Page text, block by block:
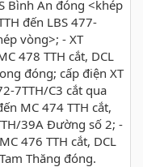
Bình An đóng <khép
đến LBS 477-
vòng>; - XT
478 TTH cắt, DCL
đóng; cấp điện XT
7TTH/C3 cắt qua
MC 474 TTH cắt,
39A Đường số 2; -
476 TTH cắt, DCL
Thăng đóng.